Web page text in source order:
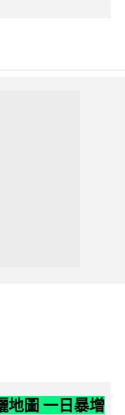
地圖 一日暴增